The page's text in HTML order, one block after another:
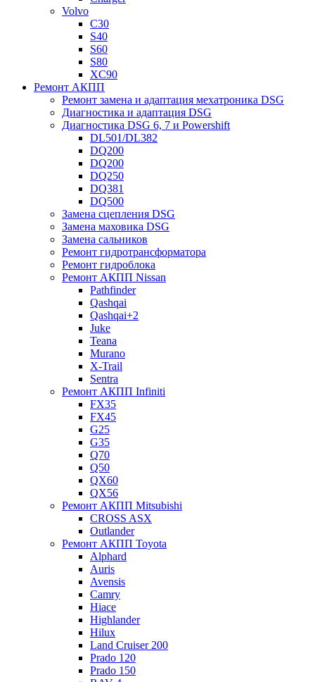
Volvo
С30
S40
S60
S80
XC90
Ремонт АКПП
Ремонт замена и адаптация мехатроника DSG
Диагностика и адаптация DSG
Диагностика DSG 6, 7 и Powershift
DL501/DL382
DQ200
DQ200
DQ250
DQ381
DQ500
Замена сцепления DSG
Замена маховика DSG
Замена сальников
Ремонт гидротрансформатора
Ремонт гидроблока
Ремонт АКПП Nissan
Pathfinder
Qashqai
Qashqai+2
Juke
Teana
Murano
X-Trail
Sentra
Ремонт АКПП Infiniti
FX35
FX45
G25
G35
Q70
Q50
QX60
QX56
Ремонт АКПП Mitsubishi
CROSS ASX
Outlander
Ремонт АКПП Toyota
Alphard
Auris
Avensis
Camry
Hiace
Highlander
Hilux
Land Cruiser 200
Prado 120
Prado 150